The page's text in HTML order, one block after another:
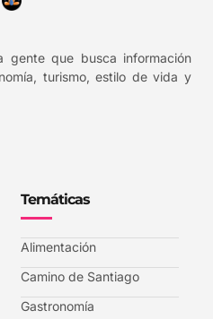
gente que busca información
turismo, estilo de vida y
Temáticas
Alimentación
Camino de Santiago
Gastronomía